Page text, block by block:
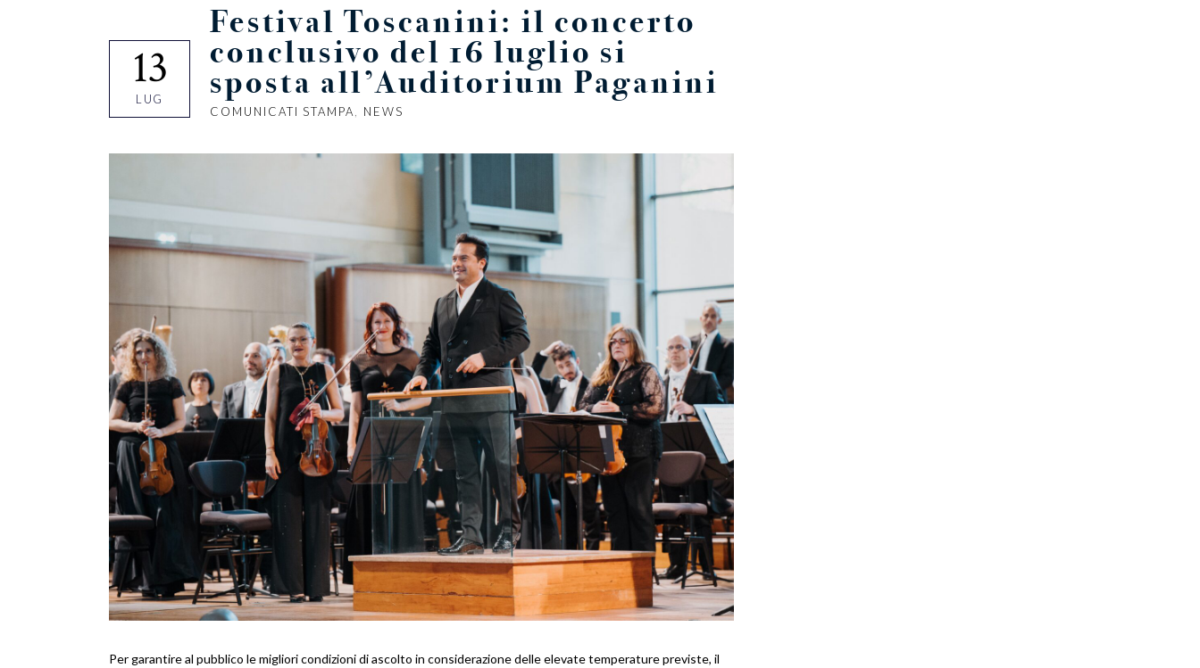
13
LUG
Festival Toscanini: il concerto
conclusivo del 16 luglio si
sposta all’Auditorium Paganini
COMUNICATI STAMPA NEWS
Per garantire al pubblico le migliori condizioni di ascolto in considerazione delle elevate temperature previste, il